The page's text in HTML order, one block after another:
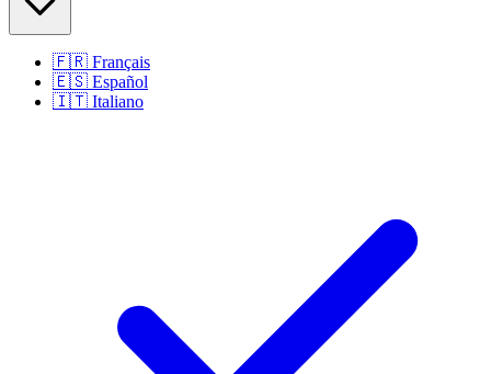
🇫🇷 Français
🇪🇸 Español
🇮🇹 Italiano